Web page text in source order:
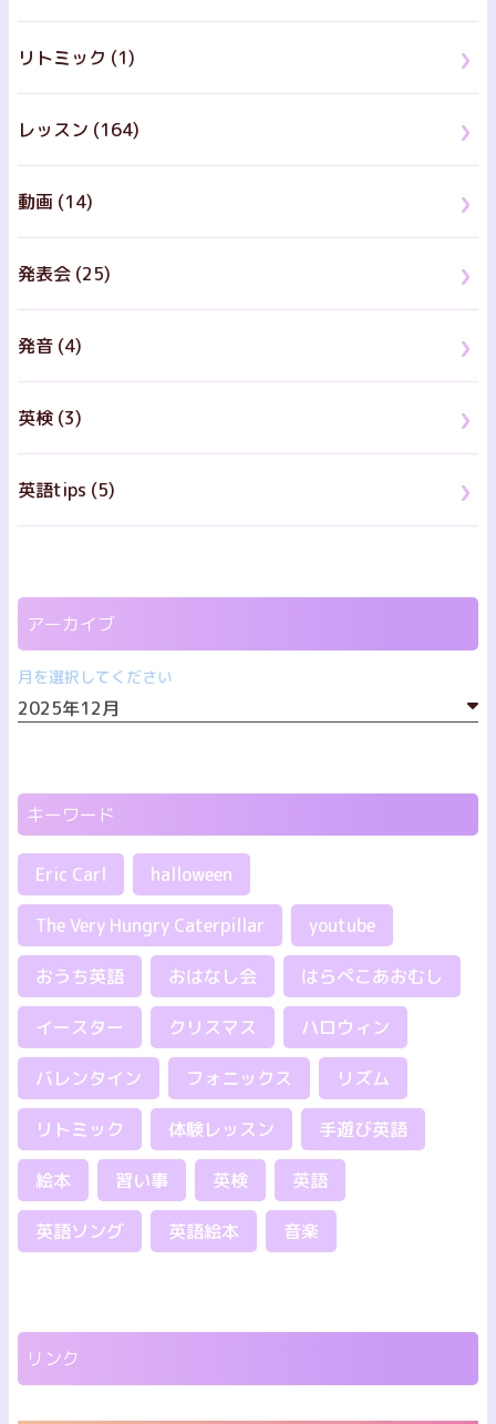
リトミック (1)
レッスン (164)
動画 (14)
発表会 (25)
発音 (4)
英検 (3)
英語tips (5)
アーカイブ
月を選択してください
キーワード
Eric Carl halloween
The Very Hungry Caterpillar youtube
おうち英語 おはなし会 はらぺこあおむし
イースター クリスマス ハロウィン
バレンタイン フォニックス リズム
リトミック 体験レッスン 手遊び英語
絵本 習い事 英検 英語
英語ソング 英語絵本 音楽
リンク